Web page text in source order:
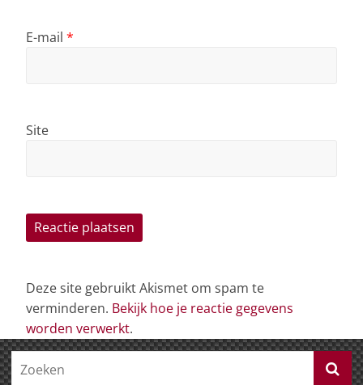
E-mail *
Site
Deze site gebruikt Akismet om spam te
verminderen. Bekijk hoe je reactie gegevens
worden verwerkt.